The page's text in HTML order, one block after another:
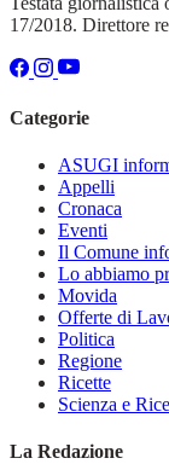
17/2018. Direttore
Categorie
ASUGI
Appelli
Cronaca
Eventi
Il Comune
Lo abbiamo
Movida
Offerte di
Politica
Regione
Ricette
Scienza e
La Redazione